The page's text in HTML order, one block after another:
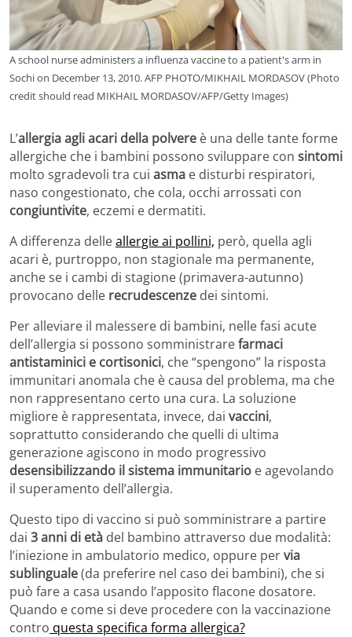
A school nurse administers a influenza vaccine to a patient's arm in
Sochi on December 13, 2010. AFP PHOTO/MIKHAIL MORDASOV (Photo
credit should read MIKHAIL MORDASOV/AFP/Getty Images)
L’allergia agli acari della polvere è una delle tante forme
allergiche che i bambini possono sviluppare con sintomi
molto sgradevoli tra cui asma e disturbi respiratori,
naso congestionato, che cola, occhi arrossati con
congiuntivite, eczemi e dermatiti.
A differenza delleallergie ai pollini, però, quella agli
acari è, purtroppo, non stagionale ma permanente,
anche se i cambi di stagione (primavera-autunno)
provocano delle recrudescenze dei sintomi.
Per alleviare il malessere di bambini, nelle fasi acute
dell’allergia si possono somministrarefarmaci
antistaminici e cortisonici, che “spengono” la risposta
immunitari anomala che è causa del problema, ma che
non rappresentano certo una cura. La soluzione
migliore è rappresentata, invece, dai vaccini,
soprattutto considerando che quelli di ultima
generazione agiscono in modo progressivo
desensibilizzando il sistema immunitario e agevolando
il superamento dell’allergia.
Questo tipo di vaccino si può somministrare a partire
dai 3 anni di età del bambino attraverso due modalità:
l’iniezione in ambulatorio medico, oppure pervia
sublinguale(da preferire nel caso dei bambini), che si
può fare a casa usando l’apposito flacone dosatore.
Quando e come si deve procedere con la vaccinazione
contro questa specifica forma allergica?